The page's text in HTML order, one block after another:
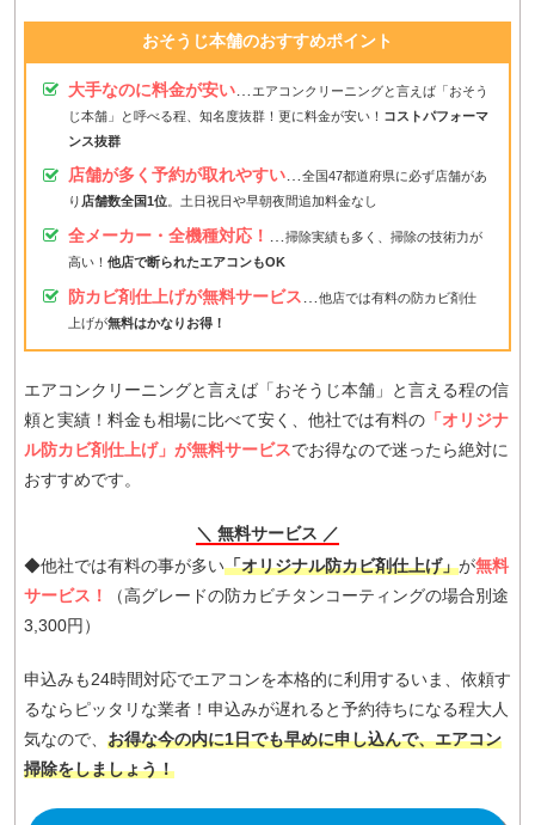
おそうじ本舗のおすすめポイント
大手なのに料金が安い… エアコンクリーニングと言えば「おそう
じ本舗」と呼べる程、知名度抜群！更に料金が安い！ コストパフォーマ
ンス抜群
店舗が多く予約が取れやすい…全国47都道府県に必ず店舗があ
り 店舗数全国1位。土日祝日や早朝夜間追加料金なし
全メーカー・全機種対応！
掃除実績も多く、掃除の技術力が
高い！ 他店で断られたエアコンもOK
防カビ剤仕上げが無料サービス
他店では有料の防カビ剤仕
上げが無料はかなりお得！
エアコンクリーニングと言えば「おそうじ本舗」と言える程の信
頼と実績！料金も相場に比べて安く、他社では有料の 「オリジナ
ル防カビ剤仕上げ」が無料サービスでお得なので迷ったら絶対に
おすすめです。
＼ 無料サービス ／
◆他社では有料の事が多い「オリジナル防カビ剤仕上げ」が無料
サービス！
（高グレードの防カビチタンコーティングの場合別途
3,300円）
申込みも24時間対応でエアコンを本格的に利用するいま、依頼す
るならピッタリな業者！申込みが遅れると予約待ちになる程大人
気なので、 お得な今の内に1日でも早めに申し込んで、エアコン
掃除をしましょう！